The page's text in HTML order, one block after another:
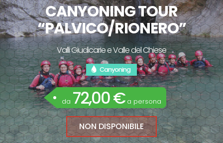
CANYONING TOUR
“PALVICO/RIONERO”
Valli Giudicarie e Valle del Chiese
Canyoning
da 72,00 € a persona
NON DISPONIBILE